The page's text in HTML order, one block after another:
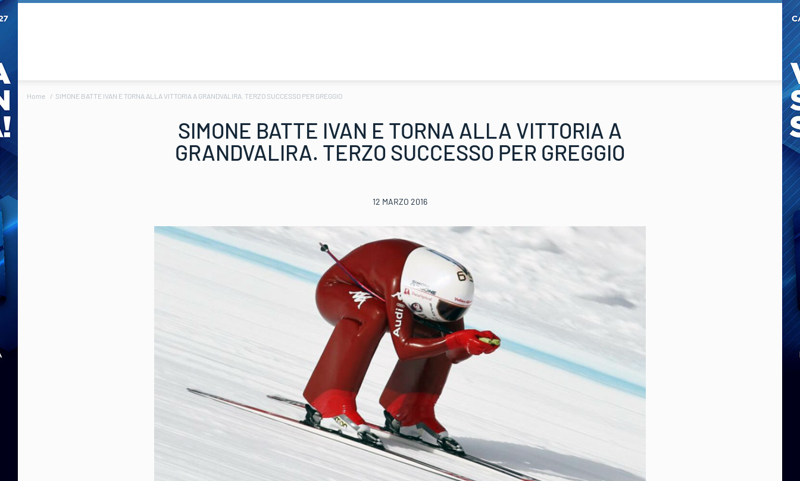
Home SIMONE BATTE IVAN E TORNA ALLA VITTORIA A GRANDVALIRA. TERZO SUCCESSO PER GREGGIO
SIMONE BATTE IVAN E TORNA ALLA VITTORIA A
GRANDVALIRA. TERZO SUCCESSO PER GREGGIO
12 MARZO 2016